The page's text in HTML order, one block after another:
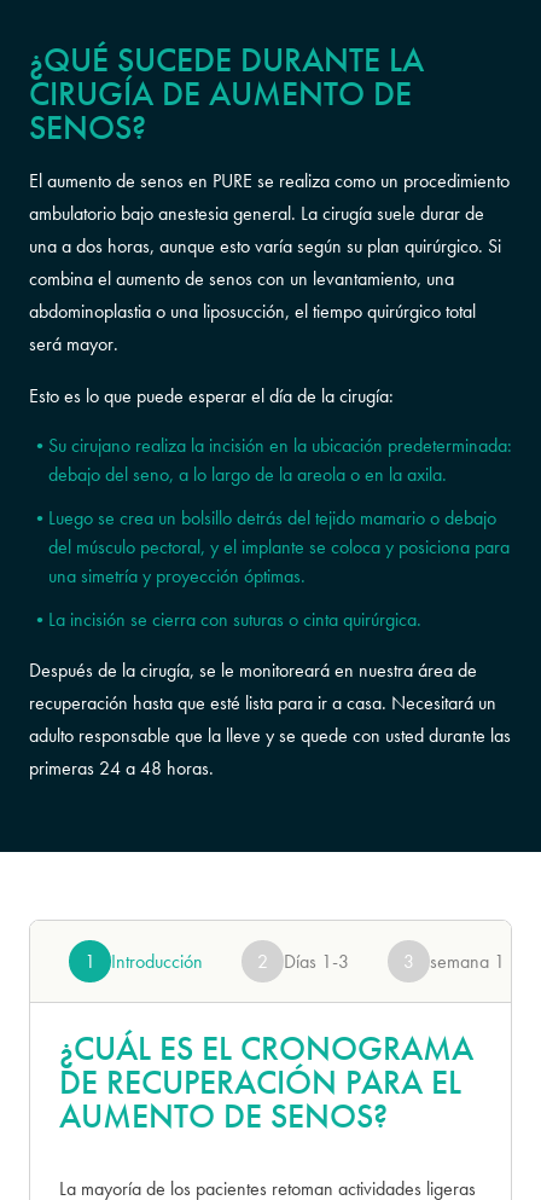
¿QUÉ SUCEDE DURANTE LA
CIRUGÍA DE AUMENTO DE
SENOS?
El aumento de senos en PURE se realiza como un procedimiento
ambulatorio bajo anestesia general. La cirugía suele durar de
una a dos horas, aunque esto varía según su plan quirúrgico. Si
combina el aumento de senos con un levantamiento, una
abdominoplastia o una liposucción, el tiempo quirúrgico total
será mayor.
Esto es lo que puede esperar el día de la cirugía:
Su cirujano realiza la incisión en la ubicación predeterminada:
debajo del seno, a lo largo de la areola o en la axila.
Luego se crea un bolsillo detrás del tejido mamario o debajo
del músculo pectoral, y el implante se coloca y posiciona para
una simetría y proyección óptimas.
La incisión se cierra con suturas o cinta quirúrgica.
Después de la cirugía, se le monitoreará en nuestra área de
recuperación hasta que esté lista para ir a casa. Necesitará un
adulto responsable que la lleve y se quede con usted durante las
primeras 24 a 48 horas.
1 Introducción 2 Días 1-3 3 semana 1
¿CUÁL ES EL CRONOGRAMA
DE RECUPERACIÓN PARA EL
AUMENTO DE SENOS?
La mayoría de los pacientes retoman actividades ligeras